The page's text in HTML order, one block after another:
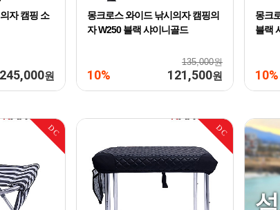
자 캠핑 소
245,000원
몽크로스 와이드 낚시의자 캠핑의
자 W250 블랙 샤이니골드
135,000원
10% 121,500원
몽크
블랙
10%
DC DC